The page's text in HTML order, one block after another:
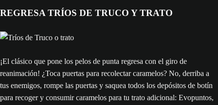
REGRESA TRÍOS DE TRUCO Y TRATO
¡El clásico que pone los pelos de punta regresa con el giro de
reanimación! ¿Toca puertas para recolectar caramelos? No, derriba a
tus enemigos, rompe las puertas y saquea todos los depósitos de botín
para recoger y consumir caramelos para tu trato adicional: Evopuntos,